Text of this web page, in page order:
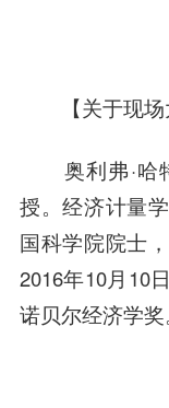
【关于现场
奥利弗·哈
授。经济计量
国科学院院士
2016年10月10
诺贝尔经济学奖